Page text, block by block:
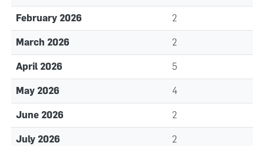
February 2026 2
March 2026 2
April 2026 5
May 2026 4
June 2026 2
July 2026 2